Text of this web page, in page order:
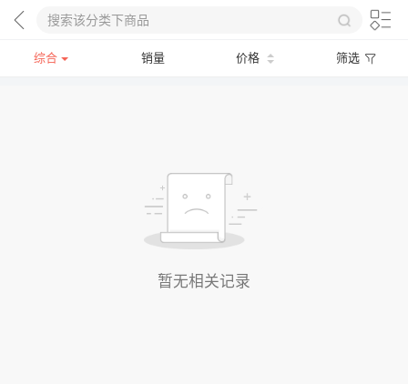
综合 销量 价格 筛选
暂无相关记录